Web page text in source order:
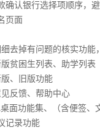
确认银行选择项顺序，
页面
细去掉有问题的核实功
贫困生列表、助学列表
、旧版功能
反馈、帮助中心
面功能集、（含便签、
记录功能